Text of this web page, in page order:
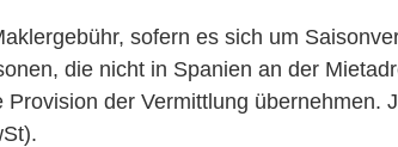
sofern es sich um
die nicht in Spanien an der
der Vermittlung übernehmen.